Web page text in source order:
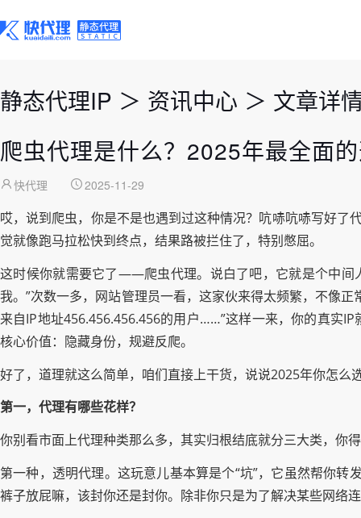
静态代理IP ＞ 资讯中心 ＞ 文章详
爬虫代理是什么？2025年最全面
快代理 2025-11-29
哎，说到爬虫，你是不是也遇到过这种情况？吭哧吭哧写好
觉就像跑马拉松快到终点，结果路被拦住了，特别憋屈。
这时候你就需要它了——爬虫代理。说白了吧，它就是个中间
我。”次数一多，网站管理员一看，这家伙来得太频繁，不像
来自IP地址456.456.456.456的用户……”这样一来，你的真实
核心价值：隐藏身份，规避反爬。
好了，道理就这么简单，咱们直接上干货，说说2025年你怎么
第一，代理有哪些花样？
你别看市面上代理种类那么多，其实归根结底就分三大类，你
第一种，透明代理。这玩意儿基本算是个“坑”，它虽然帮你转
裤子放屁嘛，该封你还是封你。除非你只是为了解决某些网络